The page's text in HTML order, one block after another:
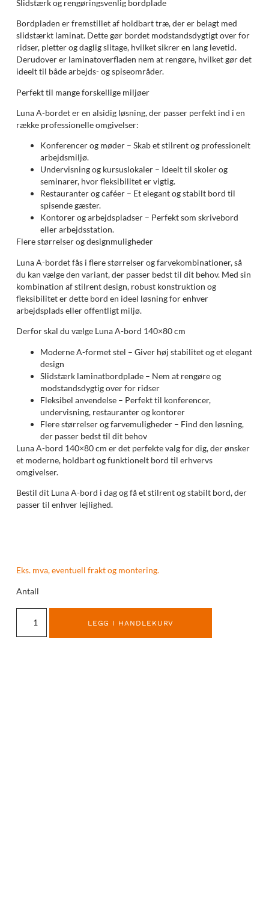
Slidstærk og rengøringsvenlig bordplade
Bordpladen er fremstillet af holdbart træ, der er belagt med
slidstærkt laminat. Dette gør bordet modstandsdygtigt over for
ridser, pletter og daglig slitage, hvilket sikrer en lang levetid.
Derudover er laminatoverfladen nem at rengøre, hvilket gør det
ideelt til både arbejds- og spiseområder.
Perfekt til mange forskellige miljøer
Luna A-bordet er en alsidig løsning, der passer perfekt ind i en
række professionelle omgivelser:
Konferencer og møder – Skab et stilrent og professionelt
arbejdsmiljø.
Undervisning og kursuslokaler – Ideelt til skoler og
seminarer, hvor fleksibilitet er vigtig.
Restauranter og caféer – Et elegant og stabilt bord til
spisende gæster.
Kontorer og arbejdspladser – Perfekt som skrivebord
eller arbejdsstation.
Flere størrelser og designmuligheder
Luna A-bordet fås i flere størrelser og farvekombinationer, så
du kan vælge den variant, der passer bedst til dit behov. Med sin
kombination af stilrent design, robust konstruktion og
fleksibilitet er dette bord en ideel løsning for enhver
arbejdsplads eller offentligt miljø.
Derfor skal du vælge Luna A-bord 140×80 cm
Moderne A-formet stel – Giver høj stabilitet og et elegant
design
Slidstærk laminatbordplade – Nem at rengøre og
modstandsdygtig over for ridser
Fleksibel anvendelse – Perfekt til konferencer,
undervisning, restauranter og kontorer
Flere størrelser og farvemuligheder – Find den løsning,
der passer bedst til dit behov
Luna A-bord 140×80 cm er det perfekte valg for dig, der ønsker
et moderne, holdbart og funktionelt bord til erhvervs
omgivelser.
Bestil dit Luna A-bord i dag og få et stilrent og stabilt bord, der
passer til enhver lejlighed.
Eks. mva, eventuell frakt og montering.
Antall
LEGG I HANDLEKURV